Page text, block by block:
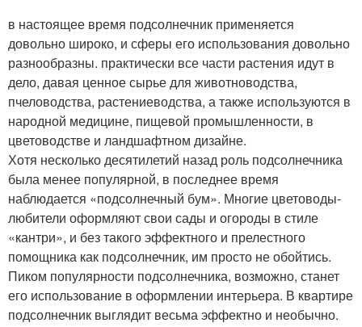
в настоящее время подсолнечник применяется
довольно широко, и сферы его использования довольно
разнообразны. практически все части растения идут в
дело, давая ценное сырье для животноводства,
пчеловодства, растениеводства, а также используются в
народной медицине, пищевой промышленности, в
цветоводстве и ландшафтном дизайне.
Хотя несколько десятилетий назад роль подсолнечника
была менее популярной, в последнее время
наблюдается «подсолнечный бум». Многие цветоводы-
любители оформляют свои сады и огороды в стиле
«кантри», и без такого эффектного и прелестного
помощника как подсолнечник, им просто не обойтись.
Пиком популярности подсолнечника, возможно, станет
его использование в оформлении интерьера. В квартире
подсолнечник выглядит весьма эффектно и необычно.